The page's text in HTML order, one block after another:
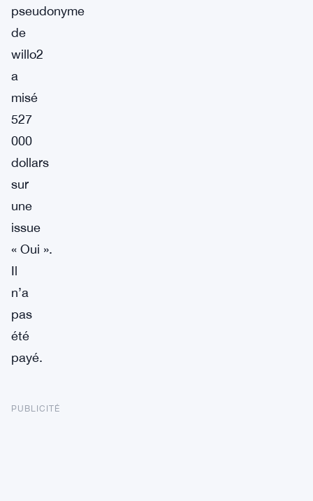
pseudonyme
de
willo2
a
misé
527
000
dollars
sur
une
issue
« Oui ».
Il
n’a
pas
été
payé.
PUBLICITÉ